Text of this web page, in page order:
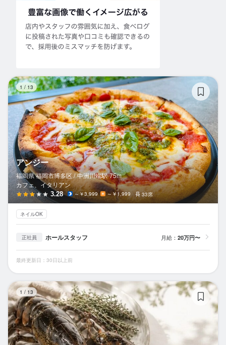
1 / 13
アンジー
福岡県 福岡市博多区 / 中洲川端駅 75m
カフェ、イタリアン
3.28 ～￥3,999 ～￥1,999 33席
ネイルOK
正社員 ホールスタッフ 月給： 20万円〜
最終更新日：30日以上前
1 / 13